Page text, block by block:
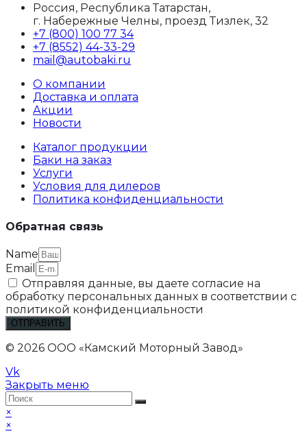
Россия, Республика Татарстан,
г. Набережные Челны, проезд Тизлек, 32
+7 (800) 100 77 34
+7 (8552) 44-33-29
mail@autobaki.ru
О компании
Доставка и оплата
Акции
Новости
Каталог продукции
Баки на заказ
Услуги
Условия для дилеров
Политика конфиденциальности
Обратная связь
Name
Email
Отправляя данные, вы даете согласие на
обработку персональных данных в соответствии с
политикой конфиденциальности
ОТПРАВИТЬ
© 2026 ООО «Камский Моторный Завод»
Vk
Закрыть меню
×
×